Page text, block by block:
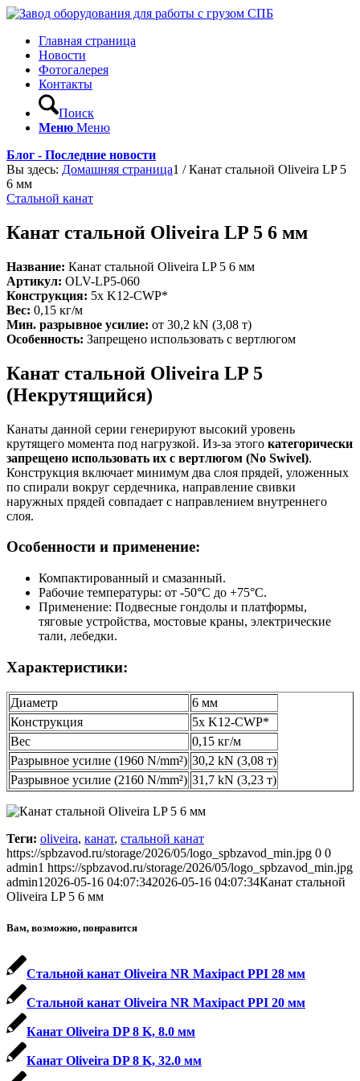
Главная страница
Новости
Фотогалерея
Контакты
Поиск
Меню Меню
Блог - Последние новости
Вы здесь: Домашняя страница1 / Канат стальной Oliveira LP 5
6 мм
Стальной канат
Канат стальной Oliveira LP 5 6 мм
Название: Канат стальной Oliveira LP 5 6 мм
Артикул: OLV-LP5-060
Конструкция: 5x K12-CWP*
Вес: 0,15 кг/м
Мин. разрывное усилие: от 30,2 kN (3,08 т)
Особенность: Запрещено использовать с вертлюгом
Канат стальной Oliveira LP 5
(Некрутящийся)
Канаты данной серии генерируют высокий уровень
крутящего момента под нагрузкой. Из-за этого категорически
запрещено использовать их с вертлюгом (No Swivel).
Конструкция включает минимум два слоя прядей, уложенных
по спирали вокруг сердечника, направление свивки
наружных прядей совпадает с направлением внутреннего
слоя.
Особенности и применение:
Компактированный и смазанный.
Рабочие температуры: от -50°C до +75°C.
Применение: Подвесные гондолы и платформы,
тяговые устройства, мостовые краны, электрические
тали, лебедки.
Характеристики:
Диаметр
6 мм
Конструкция
5x K12-CWP*
Вес
0,15 кг/м
Разрывное усилие (1960 N/mm²) 30,2 kN (3,08 т)
Разрывное усилие (2160 N/mm²) 31,7 kN (3,23 т)
Теги: oliveira, канат, стальной канат
https://spbzavod.ru/storage/2026/05/logo_spbzavod_min.jpg 0 0
admin1 https://spbzavod.ru/storage/2026/05/logo_spbzavod_min.jpg
admin1 2026-05-16 04:07:342026-05-16 04:07:34Канат стальной
Oliveira LP 5 6 мм
Вам, возможно, понравится
Стальной канат Oliveira NR Maxipact PPI 28 мм
Стальной канат Oliveira NR Maxipact PPI 20 мм
Канат Oliveira DP 8 K, 8.0 мм
Канат Oliveira DP 8 K, 32.0 мм